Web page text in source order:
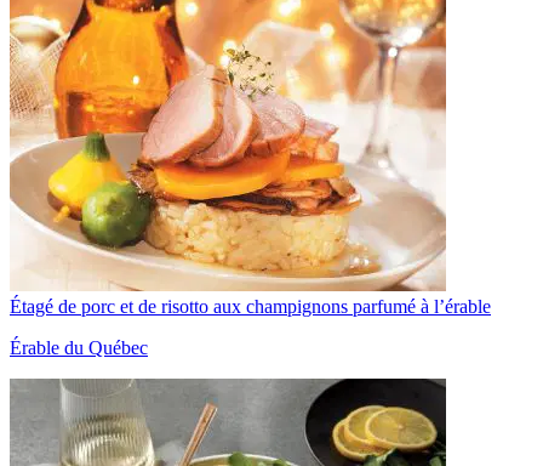
Étagé de porc et de risotto aux champignons parfumé à l’érable
Érable du Québec